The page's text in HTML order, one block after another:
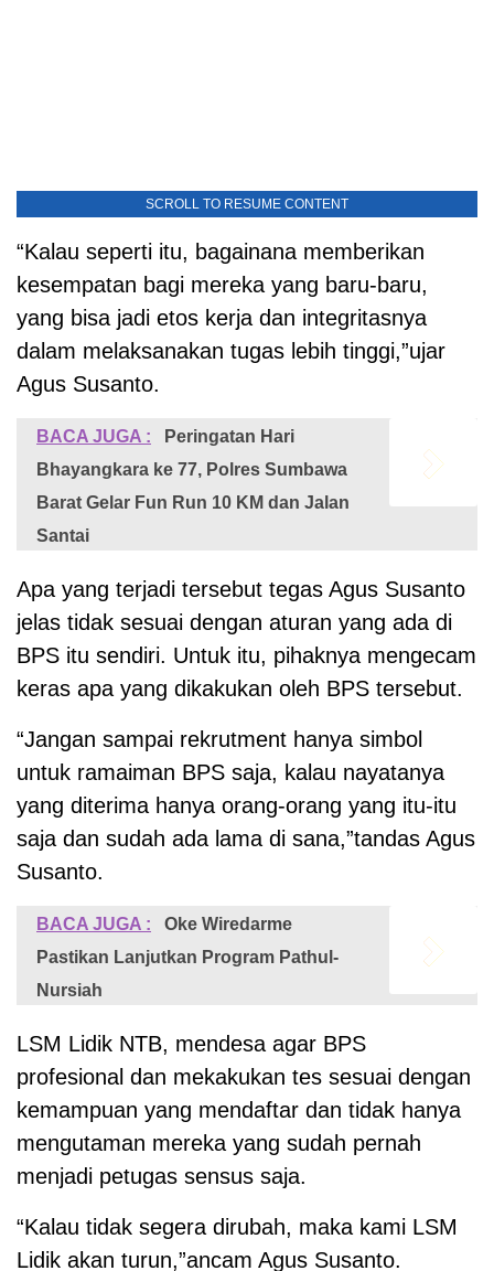
SCROLL TO RESUME CONTENT
“Kalau seperti itu, bagainana memberikan
kesempatan bagi mereka yang baru-baru,
yang bisa jadi etos kerja dan integritasnya
dalam melaksanakan tugas lebih tinggi,”ujar
Agus Susanto.
BACA JUGA :
Peringatan Hari
Bhayangkara ke 77, Polres Sumbawa
Barat Gelar Fun Run 10 KM dan Jalan
Santai
Apa yang terjadi tersebut tegas Agus Susanto
jelas tidak sesuai dengan aturan yang ada di
BPS itu sendiri. Untuk itu, pihaknya mengecam
keras apa yang dikakukan oleh BPS tersebut.
“Jangan sampai rekrutment hanya simbol
untuk ramaiman BPS saja, kalau nayatanya
yang diterima hanya orang-orang yang itu-itu
saja dan sudah ada lama di sana,”tandas Agus
Susanto.
BACA JUGA :
Oke Wiredarme
Pastikan Lanjutkan Program Pathul-
Nursiah
LSM Lidik NTB, mendesa agar BPS
profesional dan mekakukan tes sesuai dengan
kemampuan yang mendaftar dan tidak hanya
mengutaman mereka yang sudah pernah
menjadi petugas sensus saja.
“Kalau tidak segera dirubah, maka kami LSM
Lidik akan turun,”ancam Agus Susanto.